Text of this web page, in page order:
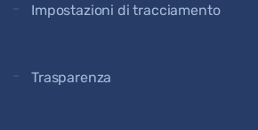
Impostazioni di tracciamento
Trasparenza